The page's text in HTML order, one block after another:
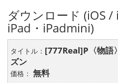
ダウンロード (iOS /
iPad・iPadmini)
タイトル：[777Real]P〈物語
ズン
価格：無料